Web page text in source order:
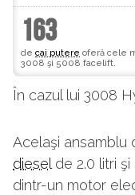
163
de cai putere oferă cele
3008 şi 5008 facelift.
În cazul lui 3008
Acelaşi ansamblu
dieselde 2.0 litri şi
dintr-un motor